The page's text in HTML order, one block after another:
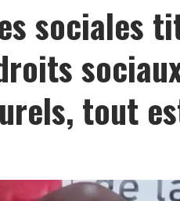
sociales
tout